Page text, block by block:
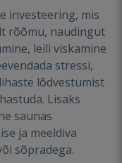
investeering, mis
rõõmu, naudingut
leili viskamine
stressi,
lõdvestumist
Lisaks
saunas
ja meeldiva
sõpradega.